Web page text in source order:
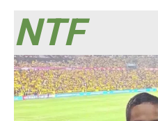
NTF